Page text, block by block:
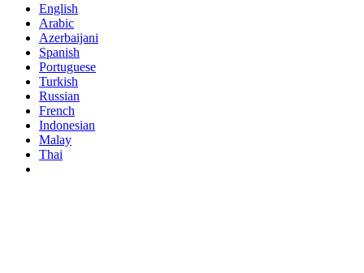
English
Arabic
Azerbaijani
Spanish
Portuguese
Turkish
Russian
French
Indonesian
Malay
Thai